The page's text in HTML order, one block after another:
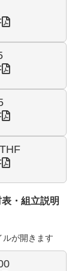
・組立説明
が開きます